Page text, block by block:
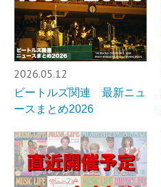
2026.05.12
ビートルズ関連 最新ニュ
ースまとめ2026